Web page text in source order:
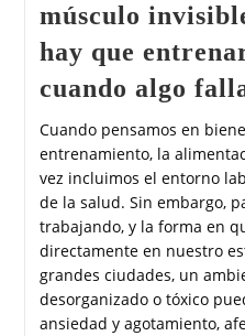
músculo
hay que
cuando algo
Cuando pensamos en
entrenamiento, la
vez incluimos el entorno
de la salud. Sin embargo,
trabajando, y la forma en
directamente en nuestro
grandes ciudades, un
desorganizado o tóxico
ansiedad y agotamiento,